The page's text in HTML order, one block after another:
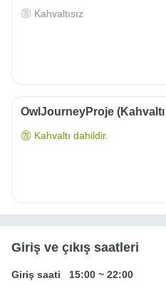
Kahvaltısız
OwlJourneyProje
Kahvaltı dahildir.
Giriş ve çıkış saatleri
Giriş saati 15:00 ~ 22:00